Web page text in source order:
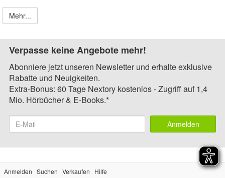
Mehr...
Verpasse keine Angebote mehr!
Abonniere jetzt unseren Newsletter und erhalte exklusive
Rabatte und Neuigkeiten.
Extra-Bonus: 60 Tage Nextory kostenlos - Zugriff auf 1,4
Mio. Hörbücher & E-Books.*
Anmelden
Anmelden Suchen Verkaufen
Hilfe